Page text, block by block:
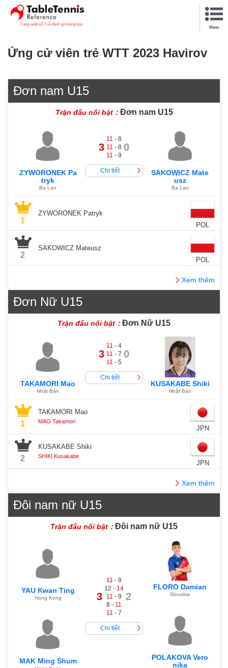
Trang web số 1 về đánh giá bóng bàn
Menu
Ứng cử viên trẻ WTT 2023 Havirov
Đơn nam U15
Trận đấu nổi bật： Đơn nam U15
ZYWORONEK Pa
tryk
Ba Lan
3
11 - 8
11 - 8
11 - 9
0
Chi tiết
SAKOWICZ Mate
usz
Ba Lan
1
ZYWORONEK Patryk
POL
2
SAKOWICZ Mateusz
POL
Xem thêm
Đơn Nữ U15
Trận đấu nổi bật： Đơn Nữ U15
TAKAMORI Mao
Nhật Bản
3
11 - 4
11 - 7
11 - 5
0
Chi tiết
KUSAKABE Shiki
Nhật Bản
1
TAKAMORI Mao
MAO Takamori
JPN
2
KUSAKABE Shiki
SHIKI Kusakabe
JPN
Xem thêm
Đôi nam nữ U15
Trận đấu nổi bật： Đôi nam nữ U15
YAU Kwan Ting
Hong Kong
MAK Ming Shum
3
11 - 8
12 - 14
11 - 9
8 - 11
11 - 7
2
Chi tiết
FLORO Damian
Slovakia
POLAKOVA Vero
nika